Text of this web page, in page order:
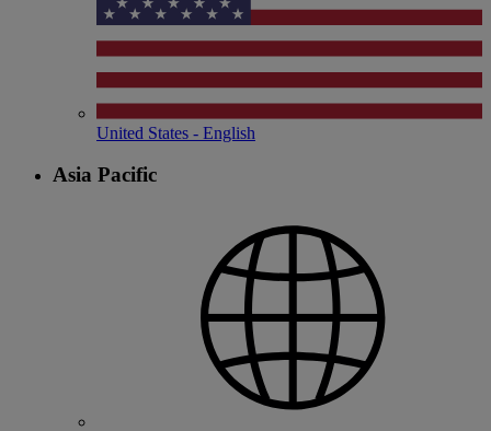
United States - English
Asia Pacific